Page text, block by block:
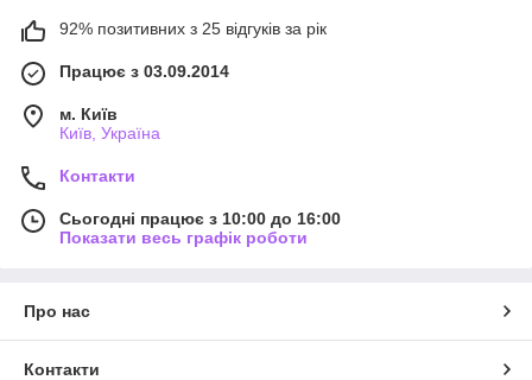
92% позитивних з 25 відгуків за рік
Працює з 03.09.2014
м. Київ
Київ, Україна
Контакти
Сьогодні працює з 10:00 до 16:00
Показати весь графік роботи
Про нас
Контакти